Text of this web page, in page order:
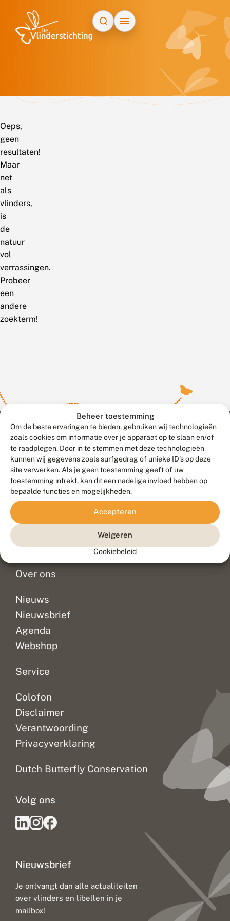
Beheer toestemming
Om de beste ervaringen te bieden, gebruiken wij technologieën
zoals cookies om informatie over je apparaat op te slaan en/of
te raadplegen. Door in te stemmen met deze technologieën
kunnen wij gegevens zoals surfgedrag of unieke ID's op deze
site verwerken. Als je geen toestemming geeft of uw
toestemming intrekt, kan dit een nadelige invloed hebben op
bepaalde functies en mogelijkheden.
Accepteren
Weigeren
Cookiebeleid
Oeps,
geen
resultaten!
Maar
net
als
vlinders,
is
de
natuur
vol
verrassingen.
Probeer
een
andere
zoekterm!
Contact
Veelgestelde vragen
Doneer
Over ons
Nieuws
Nieuwsbrief
Agenda
Webshop
Service
Colofon
Disclaimer
Verantwoording
Privacyverklaring
Dutch Butterfly Conservation
Nieuwsbrief
Je ontvangt dan alle actualiteiten
over vlinders en libellen in je
mailbox!
Volg ons
Meld waarnemingen© 2026 Vlinderstichting
Duurzaam ontwikkeld door
Go2People
, ontworpen door
Blue Field Agency
Privacy
Disclaimer
Sitemap